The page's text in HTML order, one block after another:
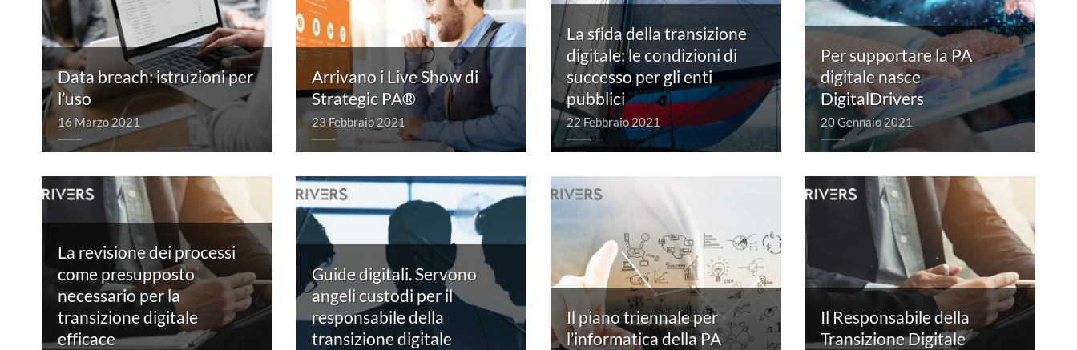
Data breach: istruzioni per
l’uso
16 Marzo 2021
Arrivano i Live Show di
Strategic PA®
23 Febbraio 2021
La sfida della transizione
digitale: le condizioni di
successo per gli enti
pubblici
22 Febbraio 2021
Per supportare la PA
digitale nasce
DigitalDrivers
20 Gennaio 2021
La revisione dei processi
come presupposto
necessario per la
transizione digitale
efficace
Guide digitali. Servono
angeli custodi per il
responsabile della
transizione digitale
Il piano triennale per
l’informatica della PA
Il Responsabile della
Transizione Digitale